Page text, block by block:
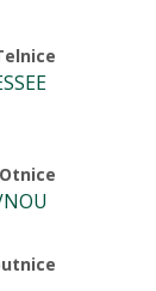
Otnice